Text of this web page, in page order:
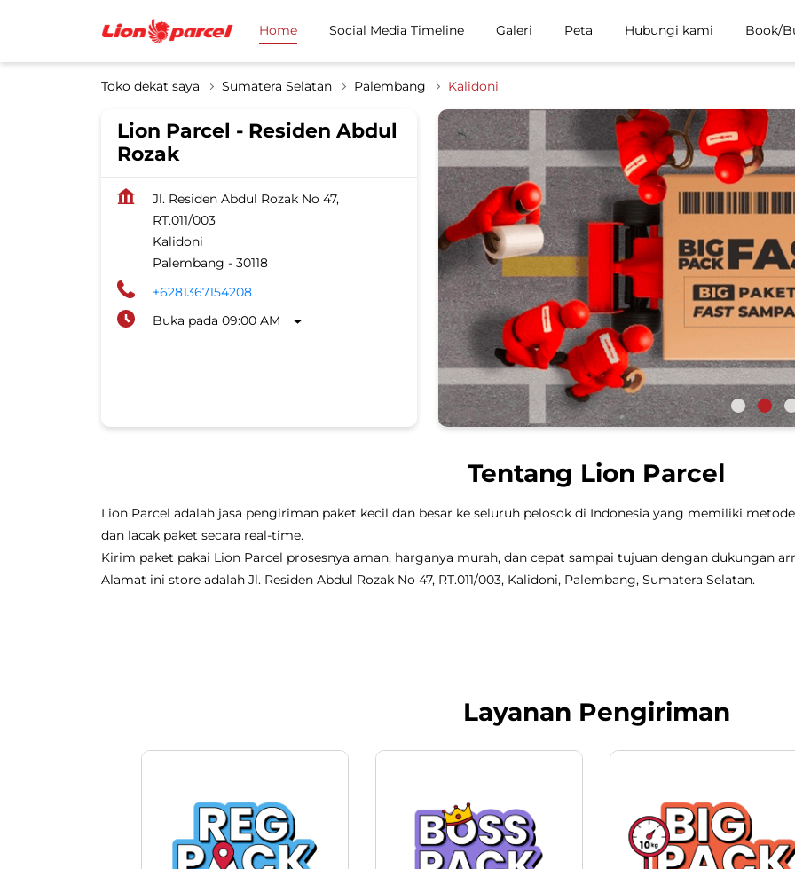
Home Social Media Timeline Galeri Peta Hubungi kami Book/
Toko dekat saya Sumatera Selatan Palembang Kalidoni
Lion Parcel - Residen Abdul
Rozak
Jl. Residen Abdul Rozak No 47,
RT.011/003
Kalidoni
Palembang - 30118
+6281367154208
Buka pada 09:00 AM
Tentang Lion Parcel
Lion Parcel adalah jasa pengiriman paket kecil dan besar ke seluruh pelosok di Indonesia yang memiliki
dan lacak paket secara real-time.
Kirim paket pakai Lion Parcel prosesnya aman, harganya murah, dan cepat sampai tujuan dengan dukungan
Alamat ini store adalah Jl. Residen Abdul Rozak No 47, RT.011/003, Kalidoni, Palembang, Sumatera Selatan.
Layanan Pengiriman